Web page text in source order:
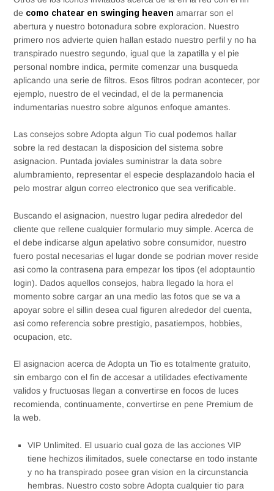
de como chatear en swinging heaven amarrar son el
abertura y nuestro botonadura sobre exploracion. Nuestro
primero nos advierte quien hallan estado nuestro perfil y no ha
transpirado nuestro segundo, igual que la zapatilla y el pie
personal nombre indica, permite comenzar una busqueda
aplicando una serie de filtros. Esos filtros podran acontecer, por
ejemplo, nuestro de el vecindad, el de la permanencia
indumentarias nuestro sobre algunos enfoque amantes.
Las consejos sobre Adopta algun Tio cual podemos hallar
sobre la red destacan la disposicion del sistema sobre
asignacion. Puntada joviales suministrar la data sobre
alumbramiento, representar el especie desplazandolo hacia el
pelo mostrar algun correo electronico que sea verificable.
Buscando el asignacion, nuestro lugar pedira alrededor del
cliente que rellene cualquier formulario muy simple. Acerca de
el debe indicarse algun apelativo sobre consumidor, nuestro
fuero postal necesarias el lugar donde se podri­an mover reside
asi­ como la contrasena para empezar los tipos (el adoptauntio
login). Dados aquellos consejos, habra llegado la hora el
momento sobre cargar an una medio las fotos que se va a
apoyar sobre el silli­n desea cual figuren alrededor del cuenta,
asi como referencia sobre prestigio, pasatiempos, hobbies,
ocupacion, etc.
El asignacion acerca de Adopta un Tio es totalmente gratuito,
sin embargo con el fin de accesar a utilidades efectivamente
validos y fructuosas llegan a convertirse en focos de luces
recomienda, continuamente, convertirse en pene Premium de
la web.
VIP Unlimited. El usuario cual goza de las acciones VIP
tiene hechizos ilimitados, suele conectarse en todo instante
y no ha transpirado posee gran vision en la circunstancia
hembras. Nuestro costo sobre Adopta cualquier tio para